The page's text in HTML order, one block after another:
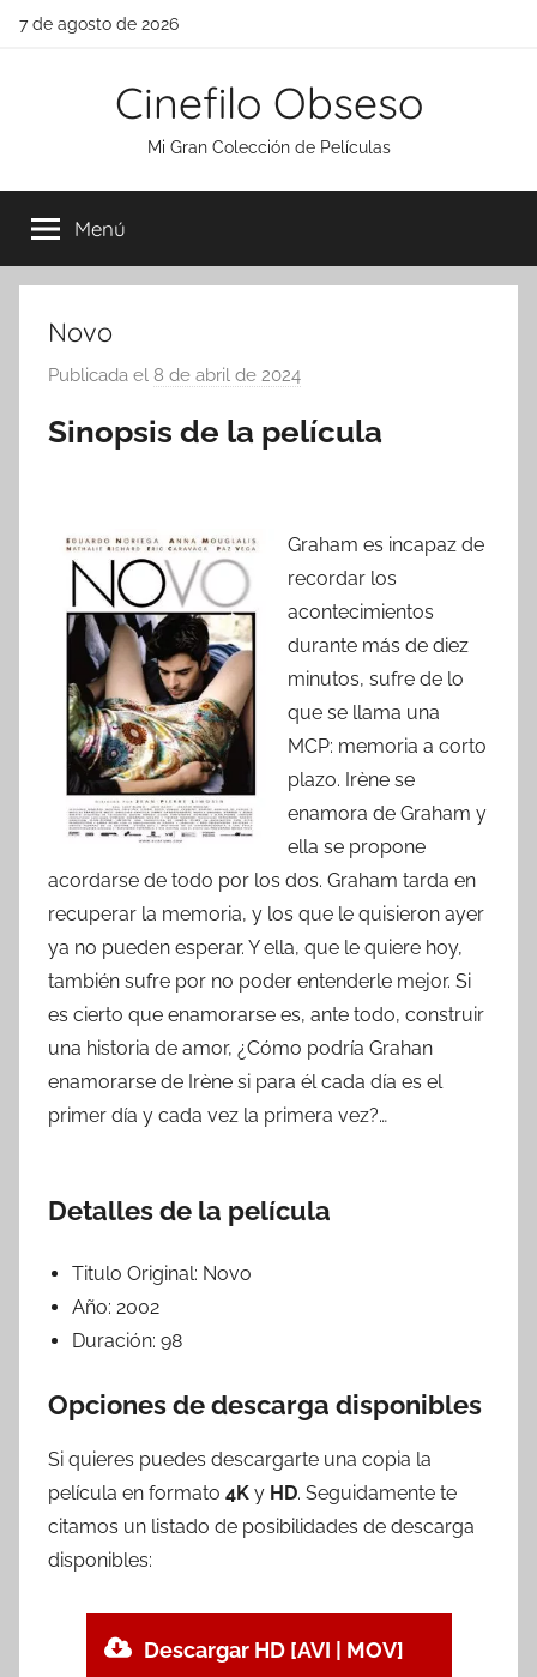
Saltar
7 de agosto de 2026
Cinefilo Obseso
Mi Gran Colección de Películas
Menú
Novo
Publicada el 8 de abril de 2024
r
Sinopsis de la película
Graham es incapaz de
recordar los
acontecimientos
durante más de diez
minutos, sufre de lo
que se llama una
MCP: memoria a corto
plazo. Irène se
enamora de Graham y
ella se propone
acordarse de todo por los dos. Graham tarda en
recuperar la memoria, y los que le quisieron ayer
ya no pueden esperar. Y ella, que le quiere hoy,
también sufre por no poder entenderle mejor. Si
es cierto que enamorarse es, ante todo, construir
una historia de amor, ¿Cómo podría Grahan
enamorarse de Irène si para él cada día es el
primer día y cada vez la primera vez?…
Detalles de la película
Titulo Original: Novo
Año: 2002
Duración: 98
Opciones de descarga disponibles
Si quieres puedes descargarte una copia la
película en formato 4K y HD. Seguidamente te
citamos un listado de posibilidades de descarga
disponibles:
Descargar HD [AVI | MOV]